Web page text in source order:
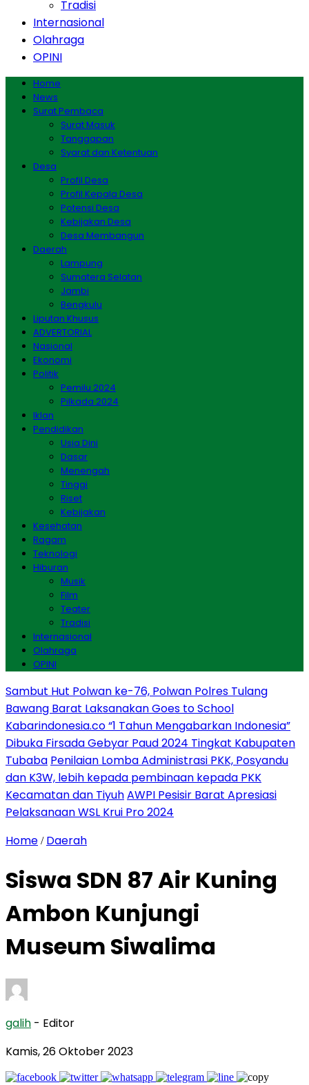
Tradisi
Internasional
Olahraga
OPINI
Home
News
Surat Pembaca
Surat Masuk
Tanggapan
Syarat dan Ketentuan
Desa
Profil Desa
Profil Kepala Desa
Potensi Desa
Kebijakan Desa
Desa Membangun
Daerah
Lampung
Sumatera Selatan
Jambi
Bengkulu
Liputan Khusus
ADVERTORIAL
Nasional
Ekonomi
Politik
Pemilu 2024
Pilkada 2024
Iklan
Pendidikan
Usia Dini
Dasar
Menengah
Tinggi
Riset
Kebijakan
Kesehatan
Ragam
Teknologi
Hiburan
Musik
Film
Teater
Tradisi
Internasional
Olahraga
OPINI
Sambut Hut Polwan ke-76, Polwan Polres Tulang
Bawang Barat Laksanakan Goes to School
Kabarindonesia.co “1 Tahun Mengabarkan Indonesia”
Dibuka Firsada Gebyar Paud 2024 Tingkat Kabupaten
Tubaba Penilaian Lomba Administrasi PKK, Posyandu
dan K3W, lebih kepada pembinaan kepada PKK
Kecamatan dan TiyuhAWPI Pesisir Barat Apresiasi
Pelaksanaan WSL Krui Pro 2024
Home / Daerah
Siswa SDN 87 Air Kuning
Ambon Kunjungi
Museum Siwalima
galih - Editor
Kamis, 26 Oktober 2023